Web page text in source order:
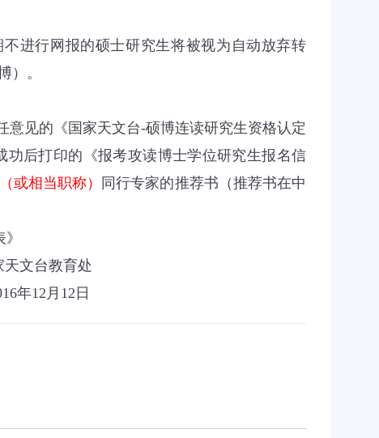
不进行网报的硕士研究生将被视为自动放弃转
）。
意见的《国家天文台-硕博连读研究生资格认定
功后打印的《报考攻读博士学位研究生报名信
或相当职称）
同行专家的推荐书（推荐书在中
天文台教育处
年12 月 12 日